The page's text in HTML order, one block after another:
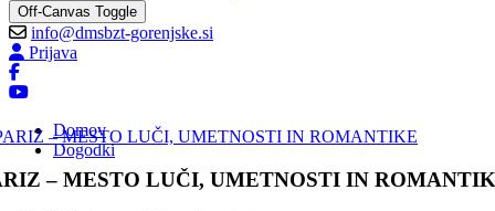
Off-Canvas Toggle
info@dmsbzt-gorenjske.si
Prijava
Domov
Dogodki
– MESTO LUČI, UMETNOSTI IN